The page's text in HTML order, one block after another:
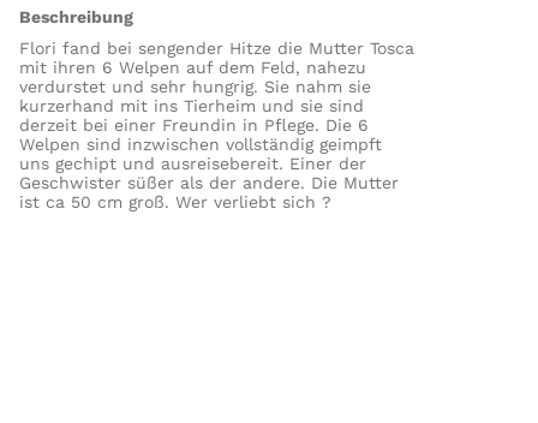
Beschreibung
Flori fand bei sengender Hitze die Mutter Tosca
mit ihren 6 Welpen auf dem Feld, nahezu
verdurstet und sehr hungrig. Sie nahm sie
kurzerhand mit ins Tierheim und sie sind
derzeit bei einer Freundin in Pflege. Die 6
Welpen sind inzwischen vollständig geimpft
uns gechipt und ausreisebereit. Einer der
Geschwister süßer als der andere. Die Mutter
ist ca 50 cm groß. Wer verliebt sich ?